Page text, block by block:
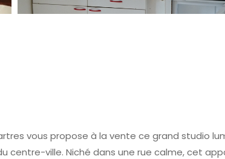
vous propose à la vente ce grand studio
ville. Niché dans une rue calme, cet